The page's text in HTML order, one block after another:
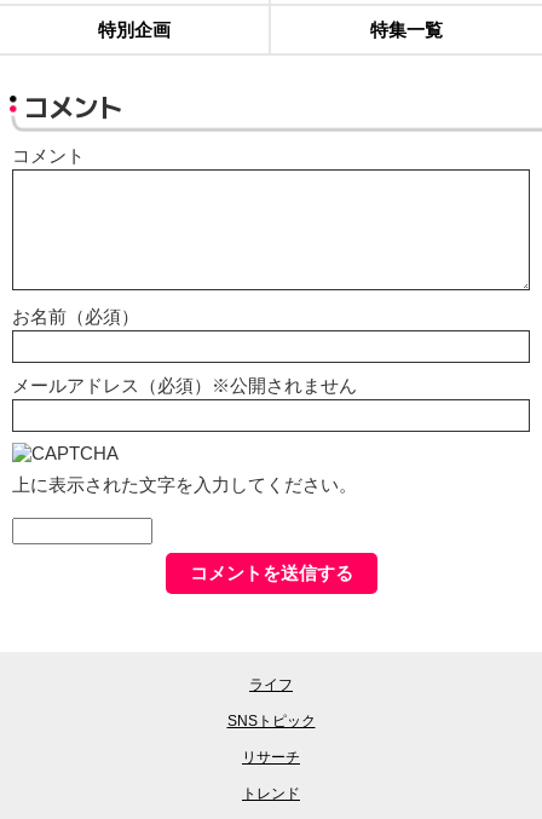
特別企画 特集一覧
コメント
コメント
お名前（必須）
メールアドレス（必須）※公開されません
上に表示された文字を入力してください。
ライフ
SNSトピック
リサーチ
トレンド